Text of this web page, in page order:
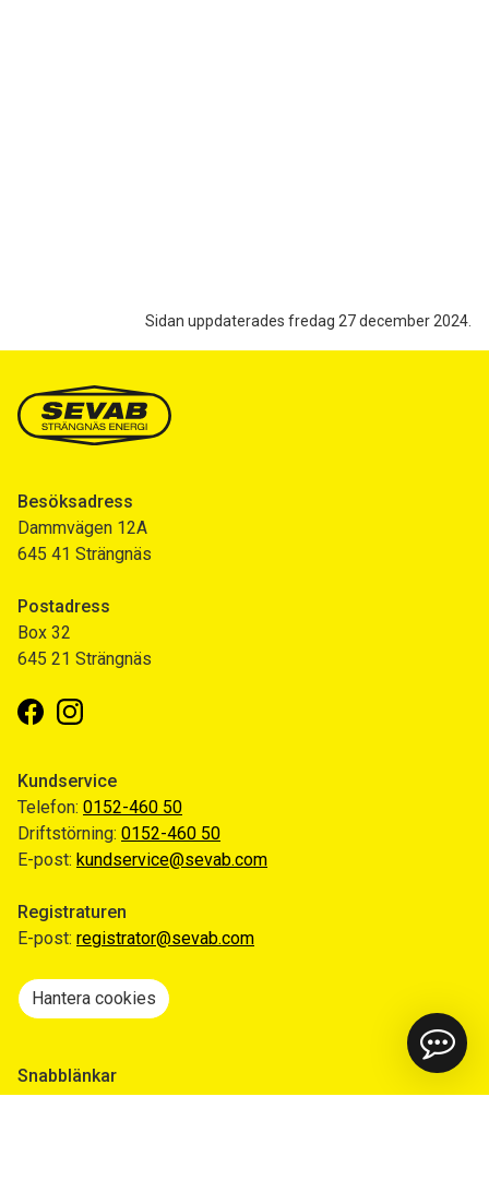
Sidan uppdaterades fredag 27 december 2024.
Besöksadress
Dammvägen 12A
645 41 Strängnäs
Postadress
Box 32
645 21 Strängnäs
FacebookInstagram
Kundservice
Telefon: 0152-460 50
Driftstörning: 0152-460 50
E-post: kundservice@sevab.com
Registraturen
E-post: registrator@sevab.com
Hantera cookies
Snabblänkar